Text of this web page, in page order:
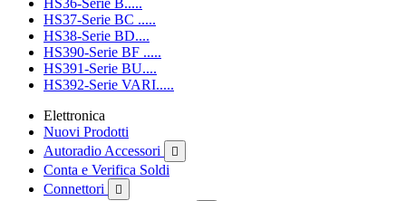
HS36-Serie B.....
HS37-Serie BC .....
HS38-Serie BD....
HS390-Serie BF .....
HS391-Serie BU....
HS392-Serie VARI.....
Elettronica
Nuovi Prodotti
Autoradio Accessori

Conta e Verifica Soldi
Connettori
